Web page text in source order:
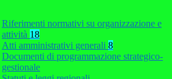
Riferimenti normativi su organizzazione e
attività 18
Atti amministrativi generali 8
Documenti di programmazione strategico-
gestionale